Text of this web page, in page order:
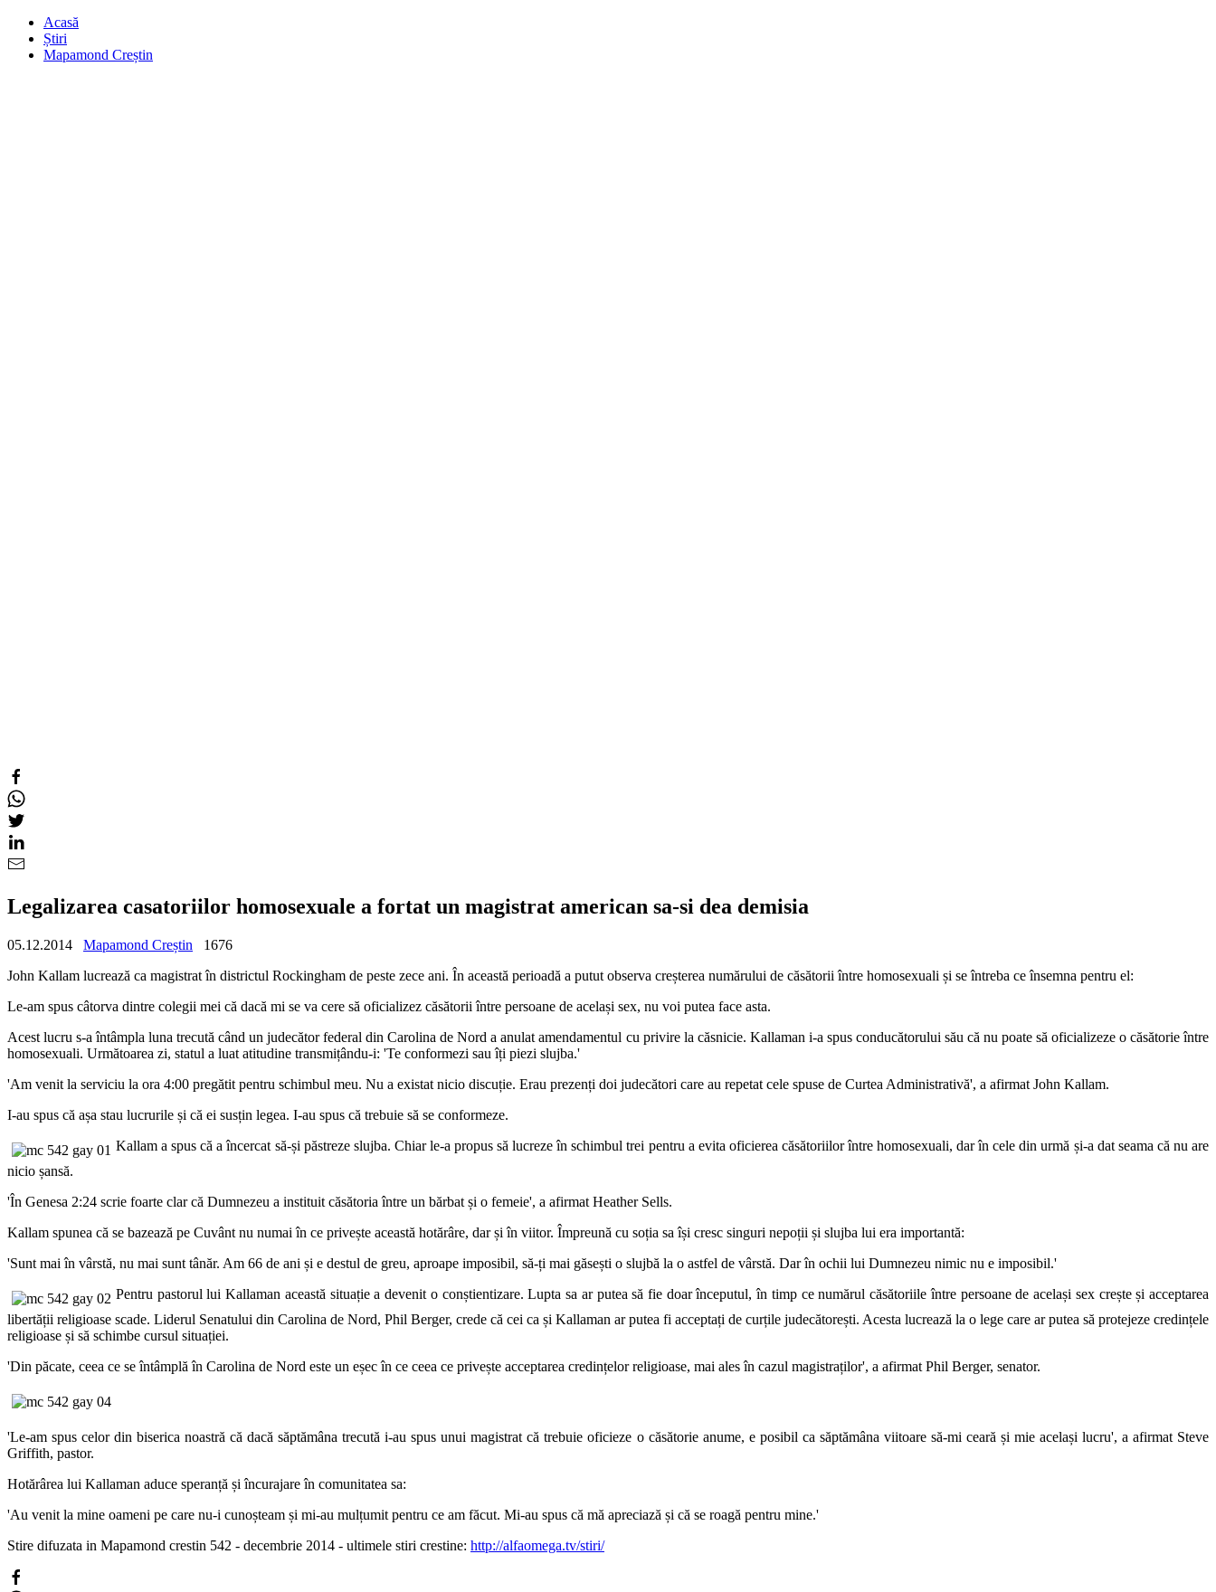
Acasă
Știri
Mapamond Creștin
Legalizarea casatoriilor homosexuale a fortat un magistrat american sa-si dea demisia
05.12.2014 Mapamond Creștin
1676
John Kallam lucrează ca magistrat în districtul Rockingham de peste zece ani. În această perioadă a putut observa creșterea numărului de căsătorii între homosexuali și se întreba ce însemna pentru el:
Le-am spus câtorva dintre colegii mei că dacă mi se va cere să oficializez căsătorii între persoane de același sex, nu voi putea face asta.
Acest lucru s-a întâmpla luna trecută când un judecător federal din Carolina de Nord a anulat amendamentul cu privire la căsnicie. Kallaman i-a spus conducătorului său că nu poate să oficializeze o căsătorie între
homosexuali. Următoarea zi, statul a luat atitudine transmițându-i: 'Te conformezi sau îți piezi slujba.'
'Am venit la serviciu la ora 4:00 pregătit pentru schimbul meu. Nu a existat nicio discuție. Erau prezenți doi judecători care au repetat cele spuse de Curtea Administrativă', a afirmat John Kallam.
I-au spus că așa stau lucrurile și că ei susțin legea. I-au spus că trebuie să se conformeze.
Kallam a spus că a încercat să-și păstreze slujba. Chiar le-a propus să lucreze în schimbul trei pentru a evita oficierea căsătoriilor între homosexuali, dar în cele din urmă și-a dat seama că nu are
nicio șansă.
'În Genesa 2:24 scrie foarte clar că Dumnezeu a instituit căsătoria între un bărbat și o femeie', a afirmat Heather Sells.
Kallam spunea că se bazează pe Cuvânt nu numai în ce privește această hotărâre, dar și în viitor. Împreună cu soția sa își cresc singuri nepoții și slujba lui era importantă:
'Sunt mai în vârstă, nu mai sunt tânăr. Am 66 de ani și e destul de greu, aproape imposibil, să-ți mai găsești o slujbă la o astfel de vârstă. Dar în ochii lui Dumnezeu nimic nu e imposibil.'
Pentru pastorul lui Kallaman această situație a devenit o conștientizare. Lupta sa ar putea să fie doar începutul, în timp ce numărul căsătoriile între persoane de același sex crește și acceptarea
libertății religioase scade. Liderul Senatului din Carolina de Nord, Phil Berger, crede că cei ca și Kallaman ar putea fi acceptați de curțile judecătorești. Acesta lucrează la o lege care ar putea să protejeze credințele
religioase și să schimbe cursul situației.
'Din păcate, ceea ce se întâmplă în Carolina de Nord este un eșec în ce ceea ce privește acceptarea credințelor religioase, mai ales în cazul magistraților', a afirmat Phil Berger, senator.
'Le-am spus celor din biserica noastră că dacă săptămâna trecută i-au spus unui magistrat că trebuie oficieze o căsătorie anume, e posibil ca săptămâna viitoare să-mi ceară și mie același lucru', a afirmat Steve
Griffith, pastor.
Hotărârea lui Kallaman aduce speranță și încurajare în comunitatea sa:
'Au venit la mine oameni pe care nu-i cunoșteam și mi-au mulțumit pentru ce am făcut. Mi-au spus că mă apreciază și că se roagă pentru mine.'
Stire difuzata in Mapamond crestin 542 - decembrie 2014 - ultimele stiri crestine: http://alfaomega.tv/stiri/